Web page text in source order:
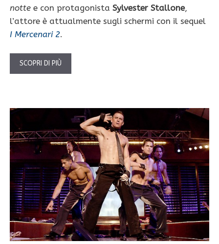
notte e con protagonista Sylvester Stallone,
l’attore è attualmente sugli schermi con il sequel
I Mercenari 2.
SCOPRI DI PIÙ